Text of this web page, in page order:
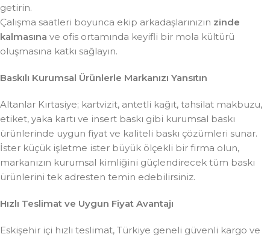
getirin.
Çalışma saatleri boyunca ekip arkadaşlarınızın zinde
kalmasına ve ofis ortamında keyifli bir mola kültürü
oluşmasına katkı sağlayın.
Baskılı Kurumsal Ürünlerle Markanızı Yansıtın
Altanlar Kırtasiye; kartvizit, antetli kağıt, tahsilat makbuzu,
etiket, yaka kartı ve insert baskı gibi kurumsal baskı
ürünlerinde uygun fiyat ve kaliteli baskı çözümleri sunar.
İster küçük işletme ister büyük ölçekli bir firma olun,
markanızın kurumsal kimliğini güçlendirecek tüm baskı
ürünlerini tek adresten temin edebilirsiniz.
Hızlı Teslimat ve Uygun Fiyat Avantajı
Eskişehir içi hızlı teslimat, Türkiye geneli güvenli kargo ve